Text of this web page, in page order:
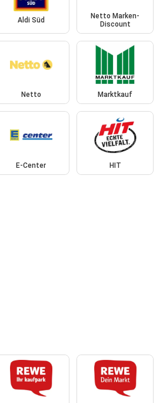
Aldi Süd
Netto Marken-
Discount
Netto Marktkauf
E-Center HIT